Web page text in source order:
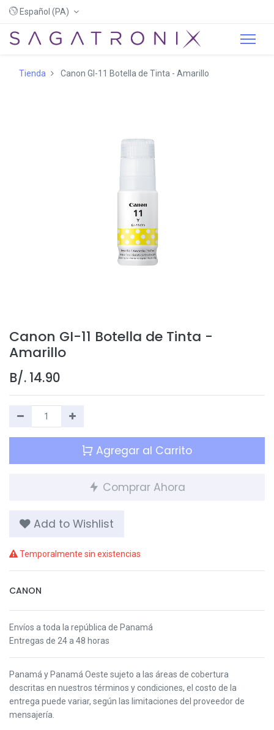
Español (PA)
Tienda Canon GI-11 Botella de Tinta - Amarillo
Canon GI-11 Botella de Tinta -
Amarillo
B/. 14.90
Agregar al Carrito
Comprar Ahora
Add to Wishlist
Temporalmente sin existencias
CANON
Envíos a toda la república de Panamá
Entregas de 24 a 48 horas
Panamá y Panamá Oeste sujeto a las áreas de cobertura
descritas en nuestros términos y condiciones, el costo de la
entrega puede variar, según las limitaciones del proveedor de
mensajería.